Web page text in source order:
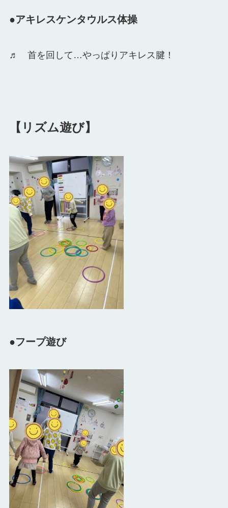
●アキレスケンタウルス体操
♬ 首を回して…やっぱりアキレス腱！
【リズム遊び】
●フープ遊び